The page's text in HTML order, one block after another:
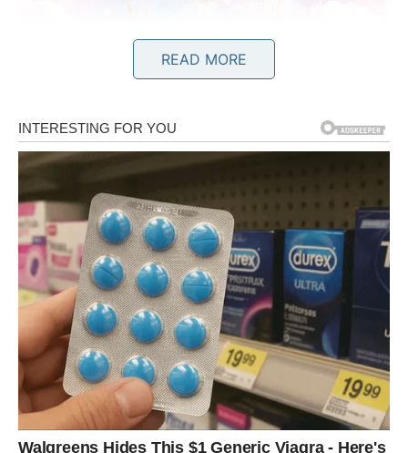
OVAN – hrabre odluke donose
sreću
Ovnovi ulaze u period u kojem sudbina traži hrabrost.
Pred vama se mogu pojaviti prilike koje zahtevaju brzu
odluku, ali upravo te odluke mogu promeniti tok vašeg
života.
Na poslovnom planu moguće su nove ideje ili projekti koji
donose napredak. U ljubavi dolazi trenutak iskrenosti –
razgovor koji može ojačati odnos ili otvoriti vrata novoj
priči.
READ MORE